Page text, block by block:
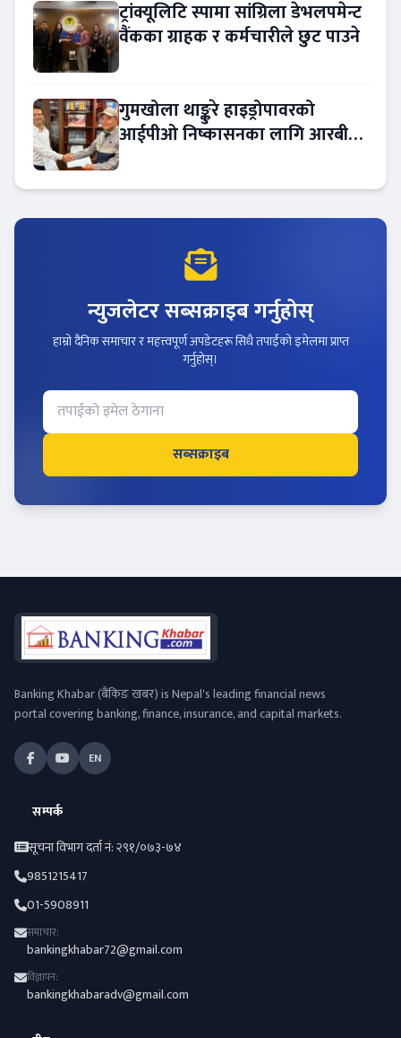
ट्रांक्यूलिटि स्पामा सांग्रिला डेभलपमेन्ट
वैंकका ग्राहक र कर्मचारीले छुट पाउने
गुमखोला थाङ्कुरे हाइड्रोपावरको
आईपीओ निष्कासनका लागि आरबीबी
न्युजलेटर सब्सक्राइब गर्नुहोस्
हाम्रो दैनिक समाचार र महत्त्वपूर्ण अपडेटहरू सिधै तपाईंको इमेलमा प्राप्त
गर्नुहोस्।
सब्सक्राइब
Banking Khabar (बैंकिङ खबर) is Nepal's leading financial news
portal covering banking, finance, insurance, and capital markets.
EN
सम्पर्क
सूचना विभाग दर्ता नं: २९१/०७३-७४
9851215417
01-5908911
समाचार:
bankingkhabar72@gmail.com
विज्ञापन:
bankingkhabaradv@gmail.com